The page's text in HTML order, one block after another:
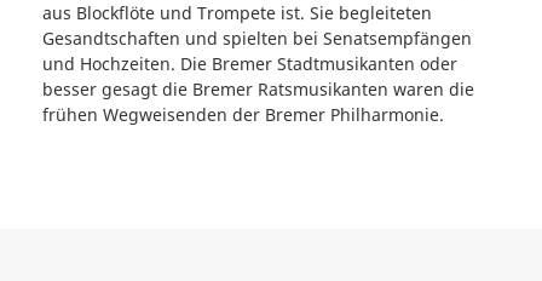
aus Blockflöte und Trompete ist. Sie begleiteten
Gesandtschaften und spielten bei Senatsempfängen
und Hochzeiten. Die Bremer Stadtmusikanten oder
besser gesagt die Bremer Ratsmusikanten waren die
frühen Wegweisenden der Bremer Philharmonie.